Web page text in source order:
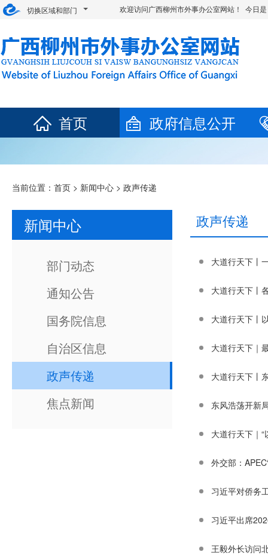
切换区域和部门 欢迎访问广西柳州市外事办公室网站！ 今日
首页 政府信息公开
当前位置： 首页 > 新闻中心 > 政声传递
新闻中心
部门动态
通知公告
国务院信息
自治区信息
政声传递
焦点新闻
政声传递
大道行天下丨
大道行天下丨
大道行天下丨
大道行天下｜
大道行天下丨
东风浩荡开新
大道行天下｜
外交部：
习近平对侨务
习近平出席
王毅外长访问